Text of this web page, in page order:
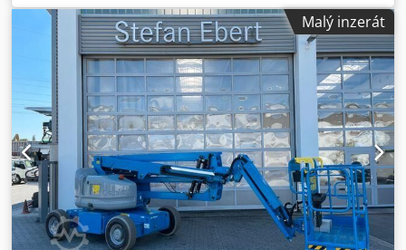
celková hmotnost:7 620 kg, pohotovostní hmotnost:7 620
, transportní délka:6 850 mm, transportní šířka: 1 800
, dopravní výška:2 000 mm, další kontrola (TÜV):
12/2026
, typ paliva:elektrický, stav pneumatik: 100
procent
, stav pohonu:100 procent , barva: červený,
Nabízíme k prodeji z našho strojového parku teleskopickou
plošinu s pracovní výškou 16 metrů, která je pravidelně
udržována. Díky průběžné a pravidelné údržbě je stroj v
perfektním technickém stavu. Kupní cena stroje zahrnuje
čerstvé protokoly o technické kontrole, vystavené na jméno
zákazníka, a také podrobné informace o stavu baterií.
Přesnou a podrobnou specifikaci stroje naleznete na
našich webových stránkách. Dcodszp Hl Njpfx Aayjk
Malý inzerát